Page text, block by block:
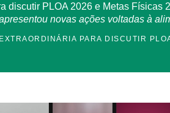
discutir PLOA 2026 e Metas Físicas
novas ações voltadas à
PARA DISCUTIR